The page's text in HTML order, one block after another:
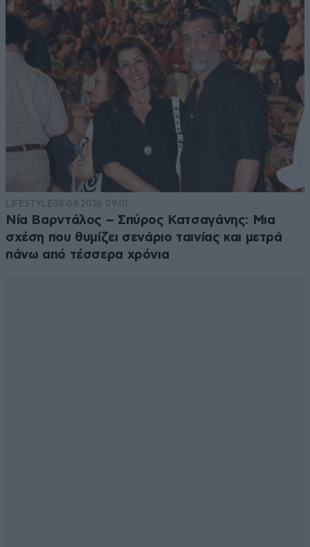
LIFESTYLE08·08·2026 09:01
Νία Βαρντάλος – Σπύρος Κατσαγάνης: Μια
σχέση που θυμίζει σενάριο ταινίας και μετρά
πάνω από τέσσερα χρόνια